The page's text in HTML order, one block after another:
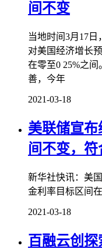
间不变
当地时间3月17
对美国经济增长
在零至0 25%之
善，今年
2021-03-18
美联储宣布
间不变，符
新华社快讯：美国
金利率目标区间
2021-03-18
百融云创探